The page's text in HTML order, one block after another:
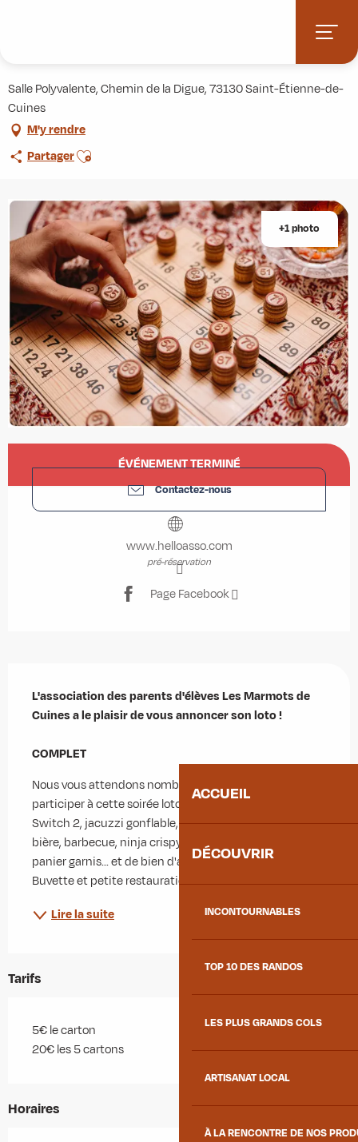
ACCUEIL
DÉCOUVRIR
INCONTOURNABLES
TOP 10 DES RANDOS
LES PLUS GRANDS COLS
ARTISANAT LOCAL
À LA RENCONTRE DE NOS
Salle Polyvalente, Chemin de la Digue, 73130 Saint-Étienne-de-
Cuines
M'y rendre
PartagerAjouter aux favoris
+1 photo
Ouverture et coordonnées
ÉVÉNEMENT TERMINÉ
Contactez-nous
www.helloasso.com
pré-réservation
Page Facebook
L'association des parents d'élèves Les Marmots de
Cuines a le plaisir de vous annoncer son loto !
COMPLET
Nous vous attendons nombreuses et nombreux pour
participer à cette soirée loto avec de nombreux lots :
Switch 2, jacuzzi gonflable, aspirateur robot, tireuse à
bière, barbecue, ninja crispy, repas au restaurant,
panier garnis... et de bien d'autres vous attendent !
Buvette et petite restauration...
Lire la suite
Tarifs
5€ le carton
20€ les 5 cartons
Horaires